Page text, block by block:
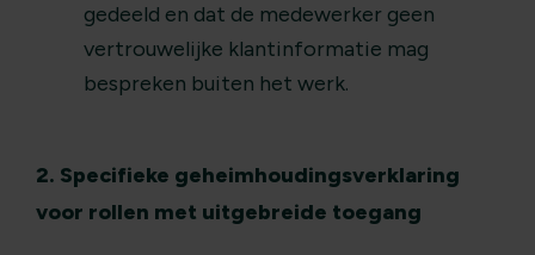
gedeeld en dat de medewerker geen
vertrouwelijke klantinformatie mag
bespreken buiten het werk.
2. Specifieke geheimhoudingsverklaring
voor rollen met uitgebreide toegang